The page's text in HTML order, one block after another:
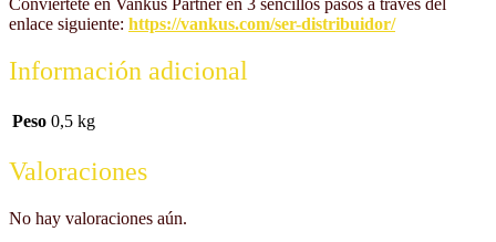
enlace siguiente: https://vankus.com/ser-distribuidor/
Información adicional
Peso 0,5 kg
Valoraciones
No hay valoraciones aún.